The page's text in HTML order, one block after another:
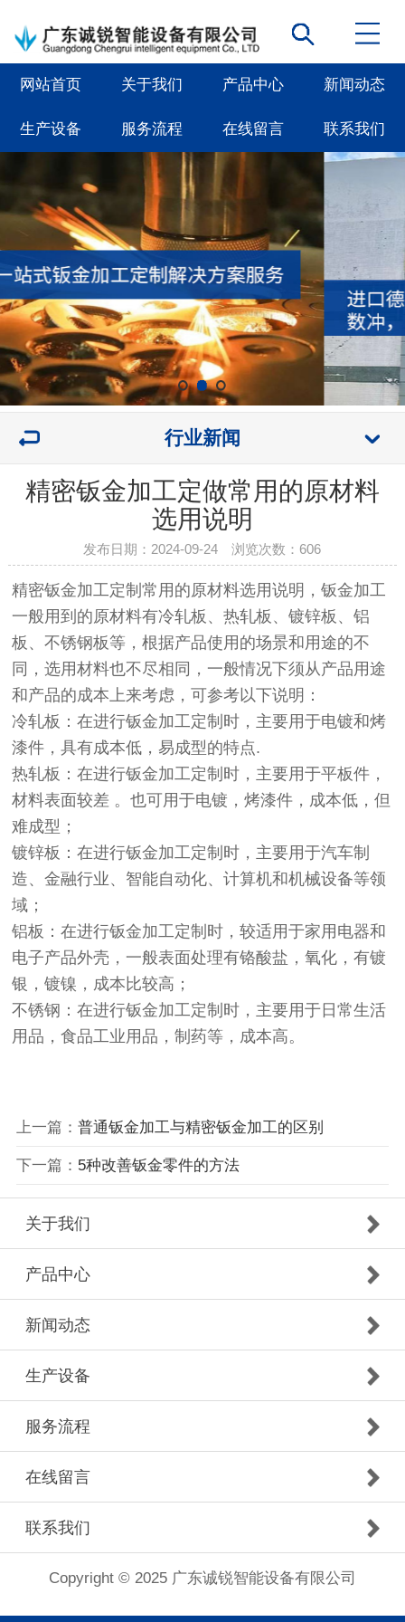
网站首页 关于我们 产品中心 新闻动态
生产设备 服务流程 在线留言 联系我们
行业新闻
精密钣金加工定做常用的原材料
选用说明
发布日期：2024-09-24 浏览次数： 606
精密钣金加工定制常用的原材料选用说明，钣金加工
一般用到的原材料有冷轧板、热轧板、镀锌板、铝
板、不锈钢板等，根据产品使用的场景和用途的不
同，选用材料也不尽相同，一般情况下须从产品用途
和产品的成本上来考虑，可参考以下说明：
冷轧板：在进行钣金加工定制时，主要用于电镀和烤
漆件，具有成本低，易成型的特点.
热轧板：在进行钣金加工定制时，主要用于平板件，
材料表面较差 。也可用于电镀，烤漆件，成本低，但
难成型；
镀锌板：在进行钣金加工定制时，主要用于汽车制
造、金融行业、智能自动化、计算机和机械设备等领
域；
铝板：在进行钣金加工定制时，较适用于家用电器和
电子产品外壳，一般表面处理有铬酸盐，氧化，有镀
银，镀镍，成本比较高；
不锈钢：在进行钣金加工定制时，主要用于日常生活
用品，食品工业用品，制药等，成本高。
上一篇： 普通钣金加工与精密钣金加工的区别
下一篇： 5种改善钣金零件的方法
关于我们
产品中心
新闻动态
生产设备
服务流程
在线留言
联系我们
Copyright © 2025 广东诚锐智能设备有限公司